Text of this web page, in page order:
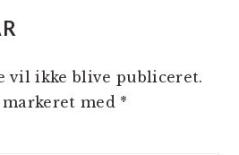
vil ikke blive publiceret.
med *